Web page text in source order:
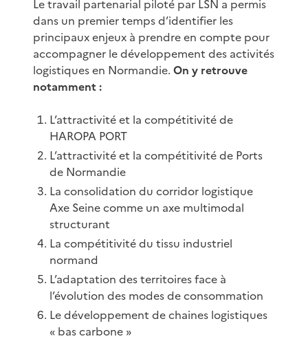
Le travail partenarial piloté par LSN a permis
dans un premier temps d’identifier les
principaux enjeux à prendre en compte pour
accompagner le développement des activités
logistiques en Normandie. On y retrouve
notamment :
L’attractivité et la compétitivité de
HAROPA PORT
L’attractivité et la compétitivité de Ports
de Normandie
La consolidation du corridor logistique
Axe Seine comme un axe multimodal
structurant
La compétitivité du tissu industriel
normand
L’adaptation des territoires face à
l’évolution des modes de consommation
Le développement de chaines logistiques
« bas carbone »